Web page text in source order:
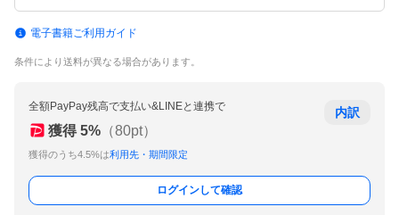
電子書籍ご利用ガイド
条件により送料が異なる場合があります。
全額PayPay残高で支払い&LINEと連携で
獲得 5% （80pt）
獲得のうち4.5%は利用先・期間限定
内訳
ログインして確認